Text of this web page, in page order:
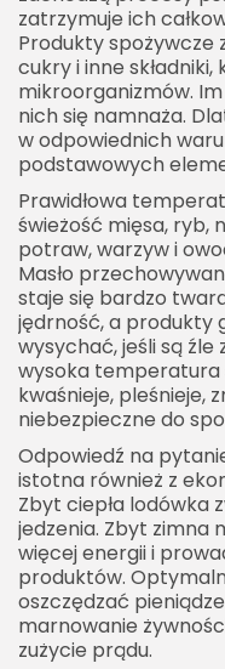
zatrzymuje ich
Produkty spożywcze
cukry i inne
mikroorganizmów.
nich się namnaża.
w odpowiednich
podstawowych
Prawidłowa
świeżość mięsa, ryb,
potraw, warzyw i
Masło
staje się bardzo
jędrność, a produkty
wysychać, jeśli są źle
wysoka temperatura
kwaśnieje, pleśnieje,
niebezpieczne do
Odpowiedź na
istotna również z
Zbyt ciepła lodówka
jedzenia. Zbyt zimna
więcej energii i
produktów.
oszczędzać
marnowanie
zużycie prądu.